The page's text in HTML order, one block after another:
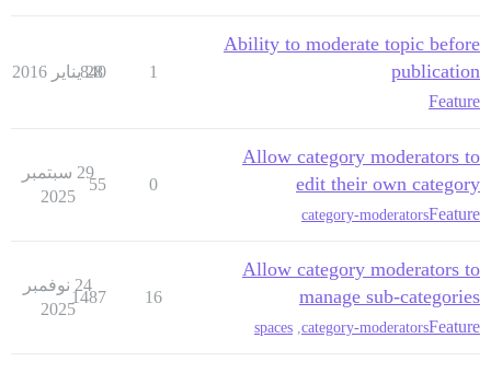
Ability to moderate topic before
publication
Feature
1
840
28 يناير 2016
Allow category moderators to
edit their own category
Feature
category-moderators
0
55
29 سبتمبر
2025
Allow category moderators to
manage sub-categories
Feature
category-moderators
spaces
16
1487
24 نوفمبر
2025